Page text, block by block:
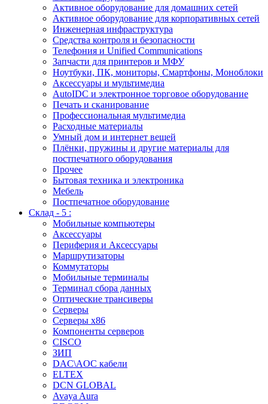
Активное оборудование для домашних сетей
Активное оборудование для корпоративных сетей
Инженерная инфраструктура
Средства контроля и безопасности
Телефония и Unified Communications
Запчасти для принтеров и МФУ
Ноутбуки, ПК, мониторы, Смартфоны, Моноблоки
Аксессуары и мультимедиа
AutoIDC и электронное торговое оборудование
Печать и сканирование
Профессиональная мультимедиа
Расходные материалы
Умный дом и интернет вещей
Плёнки, пружины и другие материалы для
постпечатного оборудования
Прочее
Бытовая техника и электроника
Мебель
Постпечатное оборудование
Склад - 5 :
Мобильные компьютеры
Аксессуары
Периферия и Аксессуары
Маршрутизаторы
Коммутаторы
Мобильные терминалы
Терминал сбора данных
Оптические трансиверы
Серверы
Серверы x86
Компоненты серверов
CISCO
ЗИП
DAC\AOC кабели
ELTEX
DCN GLOBAL
Avaya Aura